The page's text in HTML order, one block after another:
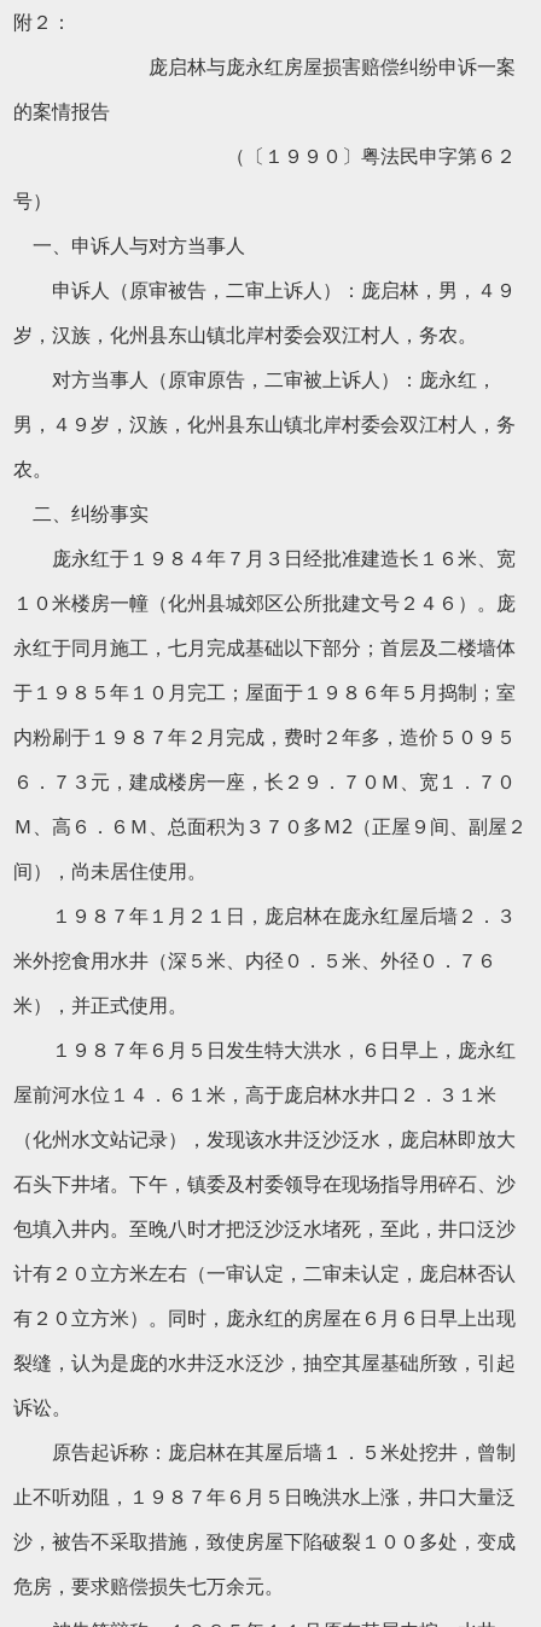
附２：
庞启林与庞永红房屋损害赔偿纠纷申诉一案
的案情报告
（〔１９９０〕粤法民申字第６２
号）
一、申诉人与对方当事人
申诉人（原审被告，二审上诉人）：庞启林，男，４９
岁，汉族，化州县东山镇北岸村委会双江村人，务农。
对方当事人（原审原告，二审被上诉人）：庞永红，
男，４９岁，汉族，化州县东山镇北岸村委会双江村人，务
农。
二、纠纷事实
庞永红于１９８４年７月３日经批准建造长１６米、宽
１０米楼房一幢（化州县城郊区公所批建文号２４６）。庞
永红于同月施工，七月完成基础以下部分；首层及二楼墙体
于１９８５年１０月完工；屋面于１９８６年５月捣制；室
内粉刷于１９８７年２月完成，费时２年多，造价５０９５
６．７３元，建成楼房一座，长２９．７０Ｍ、宽１．７０
Ｍ、高６．６Ｍ、总面积为３７０多Ｍ2（正屋９间、副屋２
间），尚未居住使用。
１９８７年１月２１日，庞启林在庞永红屋后墙２．３
米外挖食用水井（深５米、内径０．５米、外径０．７６
米），并正式使用。
１９８７年６月５日发生特大洪水，６日早上，庞永红
屋前河水位１４．６１米，高于庞启林水井口２．３１米
（化州水文站记录），发现该水井泛沙泛水，庞启林即放大
石头下井堵。下午，镇委及村委领导在现场指导用碎石、沙
包填入井内。至晚八时才把泛沙泛水堵死，至此，井口泛沙
计有２０立方米左右（一审认定，二审未认定，庞启林否认
有２０立方米）。同时，庞永红的房屋在６月６日早上出现
裂缝，认为是庞的水井泛水泛沙，抽空其屋基础所致，引起
诉讼。
原告起诉称：庞启林在其屋后墙１．５米处挖井，曾制
止不听劝阻，１９８７年６月５日晚洪水上涨，井口大量泛
沙，被告不采取措施，致使房屋下陷破裂１００多处，变成
危房，要求赔偿损失七万余元。